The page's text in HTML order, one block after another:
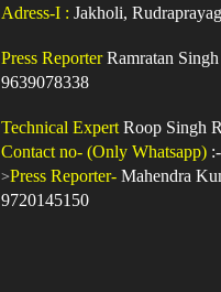
Adress-I : Jakholi,
Press ReporterRamratan
9639078338
Technical ExpertRoop Singh
Contact no- (Only Whatsapp)
>Press Reporter-Mahendra
9720145150